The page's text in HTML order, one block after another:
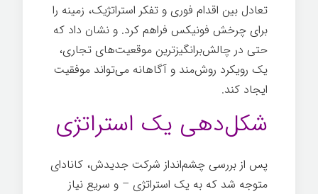
تعادل بین اقدام فوری و تفکر استراتژیک، زمینه را
برای چرخش فونیکس فراهم کرد. و نشان داد که
حتی در چالش‌برانگیزترین موقعیت‌های تجاری،
یک رویکرد روش‌مند و آگاهانه می‌تواند موفقیت
ایجاد کند.
شکل‌دهی یک استراتژی
پس از بررسی چشم‌انداز شرکت جدیدش، کانادای
متوجه شد که به یک استراتژی – و سریع نیاز